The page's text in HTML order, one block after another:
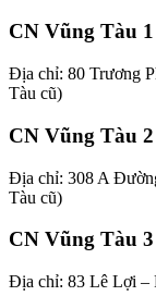
CN Vũng Tàu 1
Địa chỉ: 80 Trương
Tàu cũ)
CN Vũng Tàu 2
Địa chỉ: 308 A
Tàu cũ)
CN Vũng Tàu 3
Địa chỉ: 83 Lê Lợi –